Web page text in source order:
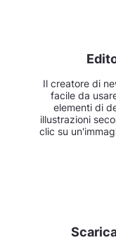
Il creatore di
facile da
elementi di
illustrazioni
clic su